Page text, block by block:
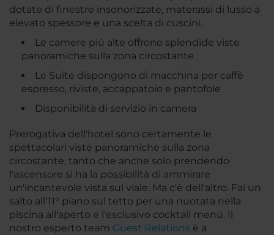
dotate di finestre insonorizzate, materassi di lusso a
elevato spessore e una scelta di cuscini.
Le camere più alte offrono splendide viste
panoramiche sulla zona circostante
Le Suite dispongono di macchina per caffè
espresso, riviste, accappatoio e pantofole
Disponibilità di servizio in camera
Prerogativa dell'hotel sono certamente le
spettacolari viste panoramiche sulla zona
circostante, tanto che anche solo prendendo
l'ascensore si ha la possibilità di ammirare
un'incantevole vista sul viale. Ma c'è dell'altro. Fai un
salto all'11° piano sul tetto per una nuotata nella
piscina all'aperto e l'esclusivo cocktail menù. Il
nostro esperto team Guest Relations è a